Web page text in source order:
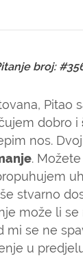
broj:
Pitao
dobro i
nos.
.
stvarno
može li
mi se ne
u